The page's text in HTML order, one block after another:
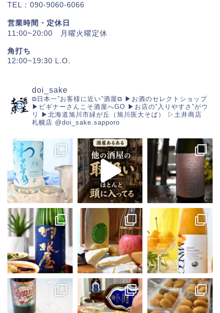
TEL：090-9060-6066
営業時間・定休日
11:00~20:00 月曜火曜定休
角打ち
12:00~19:30 L.O.
doi_sake
⧉日本一”お客様に近い”酒屋⧉ ▶︎お酒のセレクトショップ
▶︎ビギナーさんこそ酒屋へGO ▶︎お店の”入りやすさ”がウ
リ
▶︎北海道旭川市緑が丘（旭川医大そば）
▷土井商店
札幌店 @doi_sake.sapporo